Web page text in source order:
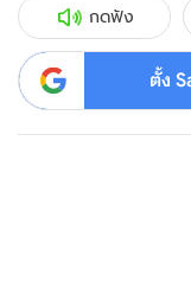
กดฟัง
ตั้ง